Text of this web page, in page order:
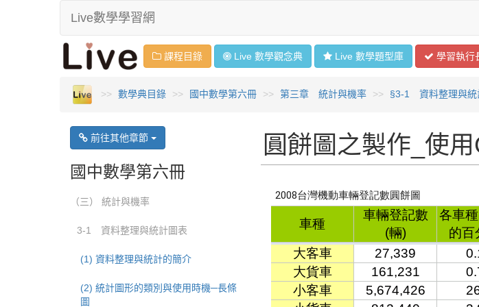
Live數學學習網
課程目錄 Live 數學觀念典 Live 數學題型庫 學習執行
數學典目錄 國中數學第六冊 第三章 統計與機率 §3-1 資料整理與統
圓餅圖之製作_使
前往其他章節
國中數學第六冊
（三） 統計與機率
3-1 資料整理與統計圖表
(1) 資料整理與統計的簡介
(2) 統計圖形的類別與使用時機─長條
圖